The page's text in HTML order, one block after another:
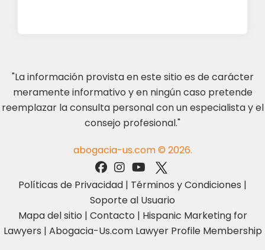
"La información provista en este sitio es de carácter
meramente informativo y en ningún caso pretende
reemplazar la consulta personal con un especialista y el
consejo profesional."
abogacia-us.com © 2026.
Políticas de Privacidad | Términos y Condiciones |
Soporte al Usuario
Mapa del sitio | Contacto | Hispanic Marketing for
Lawyers | Abogacia-Us.com Lawyer Profile Membership